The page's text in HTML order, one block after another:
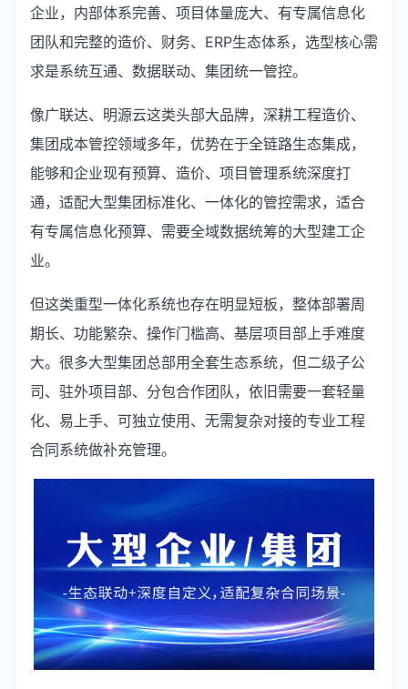
企业，内部体系完善、项目体量庞大、有专属信息化
团队和完整的造价、财务、ERP生态体系，选型核心需
求是系统互通、数据联动、集团统一管控。
像广联达、明源云这类头部大品牌，深耕工程造价、
集团成本管控领域多年，优势在于全链路生态集成，
能够和企业现有预算、造价、项目管理系统深度打
通，适配大型集团标准化、一体化的管控需求，适合
有专属信息化预算、需要全域数据统筹的大型建工企
业。
但这类重型一体化系统也存在明显短板，整体部署周
期长、功能繁杂、操作门槛高、基层项目部上手难度
大。很多大型集团总部用全套生态系统，但二级子公
司、驻外项目部、分包合作团队，依旧需要一套轻量
化、易上手、可独立使用、无需复杂对接的专业工程
合同系统做补充管理。